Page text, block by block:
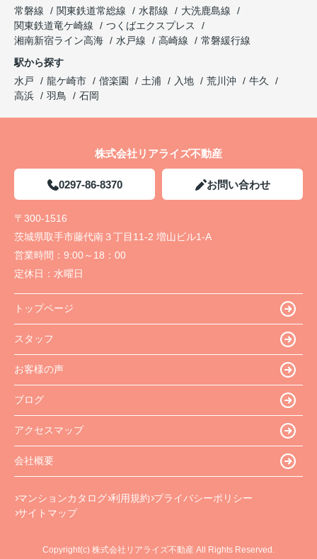
常磐線
関東鉄道常総線 水郡線
大洗鹿島線
関東鉄道竜ケ崎線
つくばエクスプレス
湘南新宿ライン高海
水戸線 高崎線
常磐緩行線
駅から探す
水戸
龍ケ崎市 偕楽園 土浦 入地 荒川沖
牛久
高浜
羽鳥 石岡
株式会社リアライズ不動産
0297-86-8370 お問い合わせ
〒300-1516
茨城県取手市藤代南３丁目11-2 増山ビル1-A
営業時間： 9:00～18：00
定休日： 水曜日
トップページ
スタッフ
お客様の声
ブログ
アクセスマップ
会社概要
マンションカタログ 利用規約 プライバシーポリシー
サイトマップ
Copyright(c) 株式会社リアライズ不動産 All Rights Reserved.